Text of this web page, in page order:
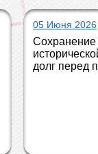
05 Июня 2026
Сохранение
долг перед